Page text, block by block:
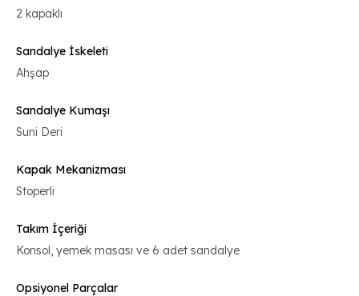
2 kapaklı
Sandalye İskeleti
Ahşap
Sandalye Kumaşı
Suni Deri
Kapak Mekanizması
Stoperli
Takım İçeriği
Konsol, yemek masası ve 6 adet sandalye
Opsiyonel Parçalar